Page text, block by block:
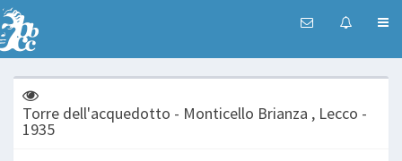
Torre dell'acquedotto - Monticello Brianza , Lecco -
1935